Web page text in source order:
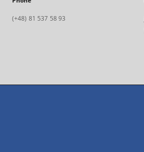
(+48) 81 537 58 93